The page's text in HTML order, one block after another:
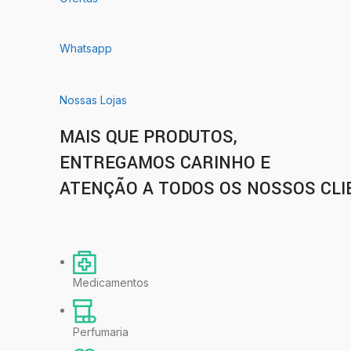
Whatsapp
Nossas Lojas
MAIS QUE PRODUTOS,
ENTREGAMOS CARINHO E
ATENÇÃO A TODOS OS NOSSOS
Medicamentos
Perfumaria